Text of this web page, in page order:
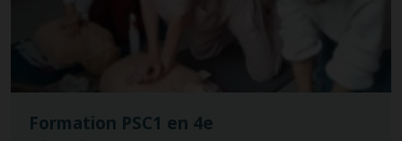
Formation PSC1 en 4e